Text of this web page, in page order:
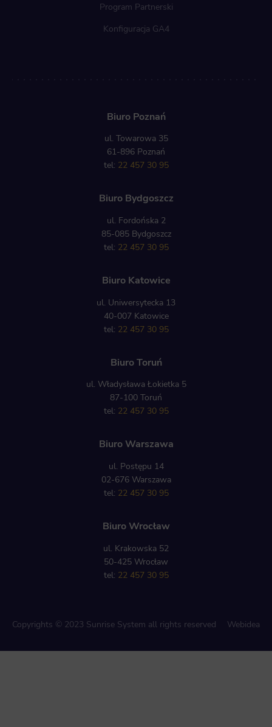
Program Partnerski
Konfiguracja GA4
Biuro Poznań
ul. Towarowa 35
61-896 Poznań
tel: 22 457 30 95
Biuro Bydgoszcz
ul. Fordońska 2
85-085 Bydgoszcz
tel: 22 457 30 95
Biuro Katowice
ul. Uniwersytecka 13
40-007 Katowice
tel: 22 457 30 95
Biuro Toruń
ul. Władysława Łokietka 5
87-100 Toruń
tel: 22 457 30 95
Biuro Warszawa
ul. Postępu 14
02-676 Warszawa
tel: 22 457 30 95
Biuro Wrocław
ul. Krakowska 52
50-425 Wrocław
tel: 22 457 30 95
Copyrights © 2023 Sunrise System all rights reserved Webidea